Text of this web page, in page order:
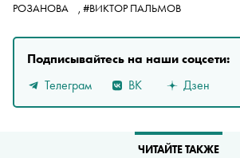
РОЗАНОВА
, #ВИКТОР ПАЛЬМОВ
Подписывайтесь на наши соцсети:
Телеграм
ВК Дзен
ЧИТАЙТЕ ТАКЖЕ